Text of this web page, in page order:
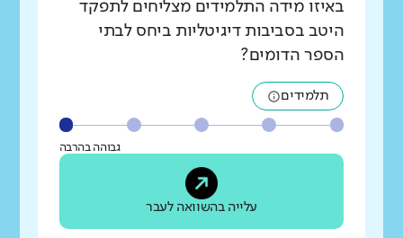
באיזו מידה התלמידים מצליחים לתפקד
היטב בסביבות דיגיטליות ביחס לבתי
הספר הדומים?
תלמידים
גבוהה בהרבה
עלייה בהשוואה לעבר